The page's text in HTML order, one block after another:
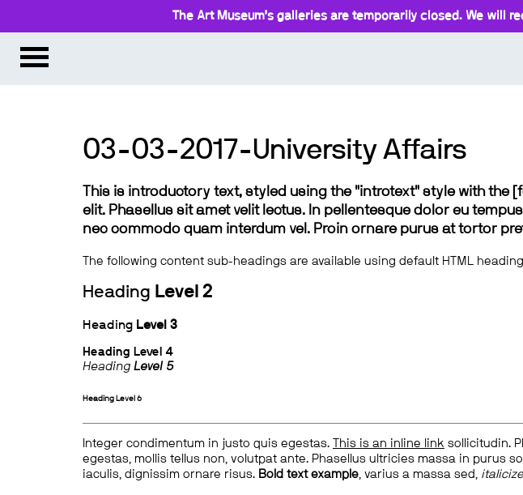
The Art Museum’s galleries are temporarily closed. We will
03-03-2017-University Affairs
This is introductory text, styled using the "introtext" style with
elit. Phasellus sit amet velit lectus. In pellentesque dolor eu
nec commodo quam interdum vel. Proin ornare purus at tortor
The following content sub-headings are available using default HTML
Heading Level 2
Heading Level 3
Heading Level 4
Heading Level 5
Heading Level 6
Integer condimentum in justo quis egestas. This is an inline link sollicitudin.
egestas, mollis tellus non, volutpat ante. Phasellus ultricies massa in purus
iaculis, dignissim ornare risus. Bold text example, varius a massa sed,